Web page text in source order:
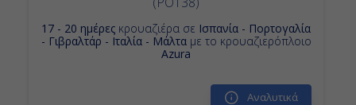
17 - 20 ημέρες κρουαζιέρα σε Ισπανία - Πορτογαλία
- Γιβραλτάρ - Ιταλία - Μάλταμε το κρουαζιερόπλοιο
Azura
Αναλυτικά